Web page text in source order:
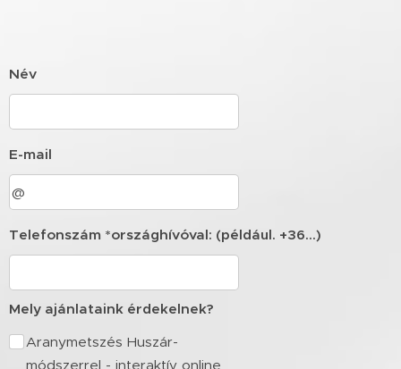
Név
E-mail
Telefonszám *országhívóval: (például. +36...)
Mely ajánlataink érdekelnek?
Aranymetszés Huszár-
módszerrel - interaktív online